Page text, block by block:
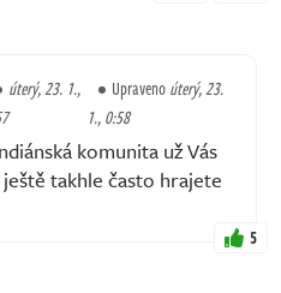
úterý, 23. 1.,
Upravenoúterý, 23.
1., 0:58
komunita už Vás
takhle často hrajete
5